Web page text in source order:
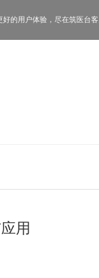
好的用户体验， 尽在筑医台
用